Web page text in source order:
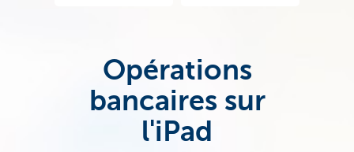
Opérations
bancaires sur
l'iPad